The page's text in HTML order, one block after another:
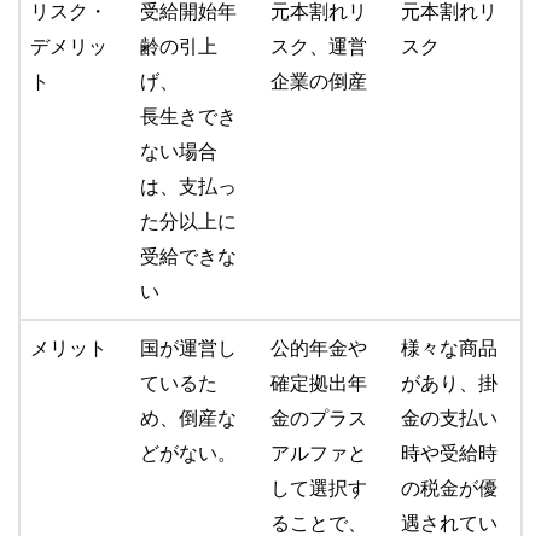
リスク・
デメリッ
ト
受給開始年
齢の引上
げ、
長生きでき
ない場合
は、支払っ
た分以上に
受給できな
い
元本割れリ
スク、運営
企業の倒産
元本割れリ
スク
メリット
国が運営し
ているた
め、倒産な
どがない。
公的年金や
確定拠出年
金のプラス
アルファと
して選択す
ることで、
様々な商品
があり、掛
金の支払い
時や受給時
の税金が優
遇されてい